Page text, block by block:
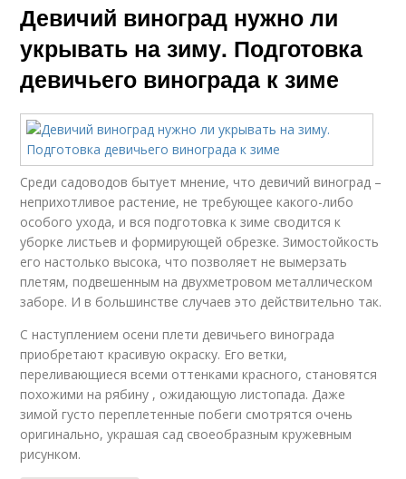
Девичий виноград нужно ли
укрывать на зиму. Подготовка
девичьего винограда к зиме
Среди садоводов бытует мнение, что девичий виноград –
неприхотливое растение, не требующее какого-либо
особого ухода, и вся подготовка к зиме сводится к
уборке листьев и формирующей обрезке. Зимостойкость
его настолько высока, что позволяет не вымерзать
плетям, подвешенным на двухметровом металлическом
заборе. И в большинстве случаев это действительно так.
С наступлением осени плети девичьего винограда
приобретают красивую окраску. Его ветки,
переливающиеся всеми оттенками красного, становятся
похожими на рябину , ожидающую листопада. Даже
зимой густо переплетенные побеги смотрятся очень
оригинально, украшая сад своеобразным кружевным
рисунком.